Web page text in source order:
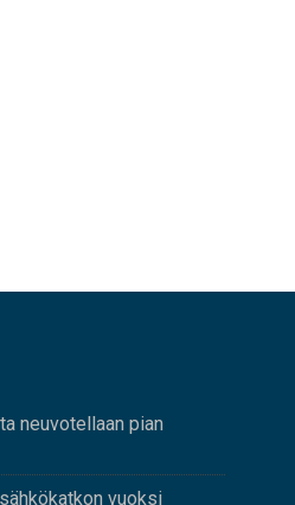
neuvotellaan pian
vuoksi